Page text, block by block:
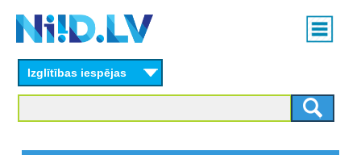
content
Main
menu
Izglītības iespējas